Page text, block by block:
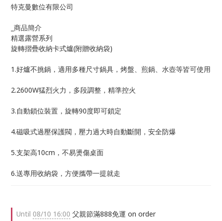
特克曼數位有限公司
_商品簡介
精選露營系列
旋轉摺疊收納卡式爐(附贈收納袋)
1.好爐不挑鍋，適用多種尺寸鍋具，烤盤、煎鍋、水壺等皆可使用
2.2600W猛烈火力，多段調整，精準控火
3.自動鎖位裝置，旋轉90度即可鎖定
4.磁吸式過壓保護閥，壓力過大時自動斷開，安全防爆
5.支架高10cm，不易燙傷桌面
6.送專用收納袋，方便攜帶一提就走
Until 08/10 16:00 父親節滿888免運 on order